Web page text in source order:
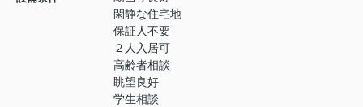
閑静な住宅地
保証人不要
２人入居可
高齢者相談
眺望良好
学生相談